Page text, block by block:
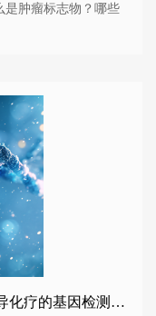
是肿瘤标志物？哪些
21基因、70基因、12基因，用于指导化疗的基因检测谁需要做？